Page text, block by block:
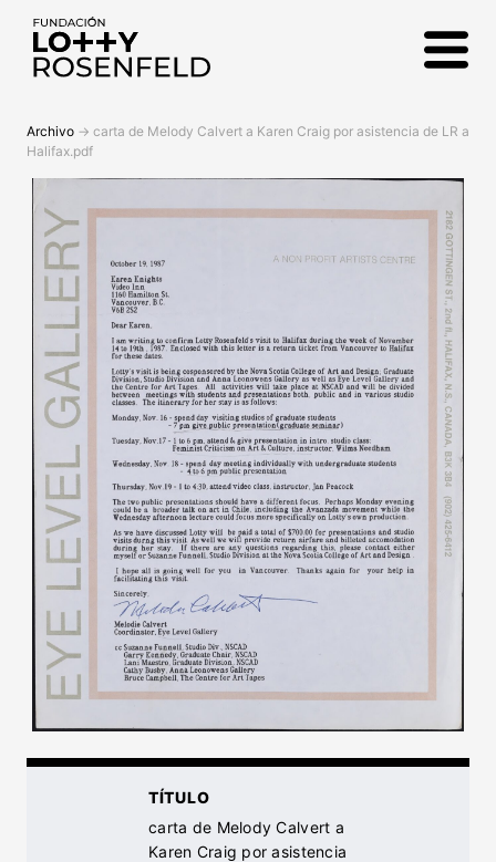
Archivo -> carta de Melody Calvert a Karen Craig por asistencia de LR a
Halifax.pdf
TÍTULO
carta de Melody Calvert a
Karen Craig por asistencia